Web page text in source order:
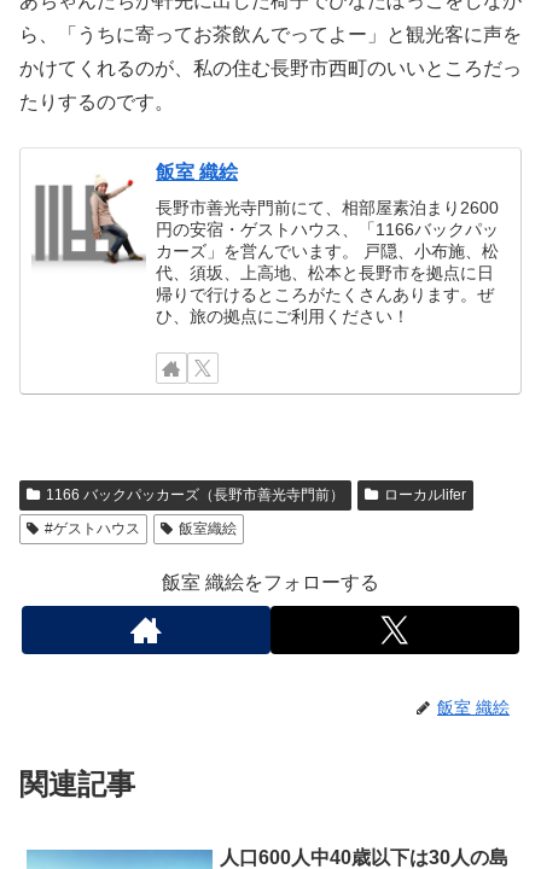
ら、「うちに寄ってお茶飲んでってよー」と観光客に声を
かけてくれるのが、私の住む長野市西町のいいところだっ
たりするのです。
飯室 織絵
長野市善光寺門前にて、相部屋素泊まり2600
円の安宿・ゲストハウス、「1166バックパッ
カーズ」を営んでいます。 戸隠、小布施、松
代、須坂、上高地、松本と長野市を拠点に日
帰りで行けるところがたくさんあります。ぜ
ひ、旅の拠点にご利用ください！
1166 バックパッカーズ（長野市善光寺門前）
ローカルlifer
#ゲストハウス
飯室織絵
飯室 織絵をフォローする
飯室 織絵
関連記事
人口600人中40歳以下は30人の島